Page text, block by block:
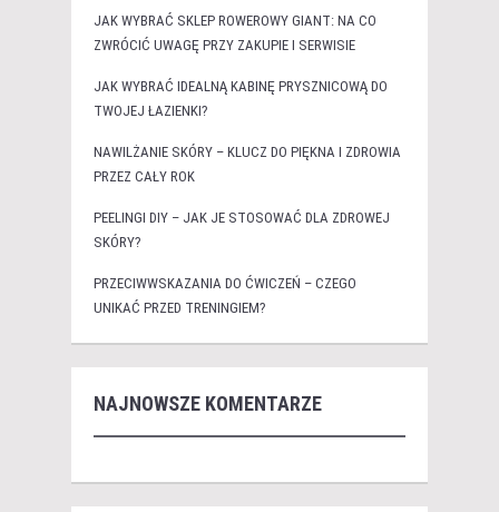
JAK WYBRAĆ SKLEP ROWEROWY GIANT: NA CO
ZWRÓCIĆ UWAGĘ PRZY ZAKUPIE I SERWISIE
JAK WYBRAĆ IDEALNĄ KABINĘ PRYSZNICOWĄ DO
TWOJEJ ŁAZIENKI?
NAWILŻANIE SKÓRY – KLUCZ DO PIĘKNA I ZDROWIA
PRZEZ CAŁY ROK
PEELINGI DIY – JAK JE STOSOWAĆ DLA ZDROWEJ
SKÓRY?
PRZECIWWSKAZANIA DO ĆWICZEŃ – CZEGO
UNIKAĆ PRZED TRENINGIEM?
NAJNOWSZE KOMENTARZE